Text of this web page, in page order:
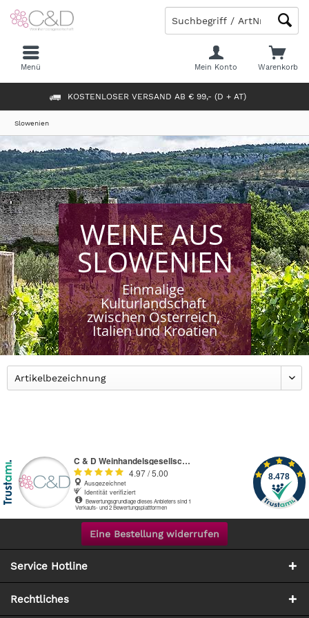
KOSTENLOSER VERSAND AB € 99,- (D + AT)
Warenkorb
Mein Konto
Menü
Slowenien
WEINE AUS
SLOWENIEN
Einmalige
Kulturlandschaft
zwischen Österreich,
Italien und Kroatien
Eine Bestellung widerrufen
Service Hotline
Rechtliches